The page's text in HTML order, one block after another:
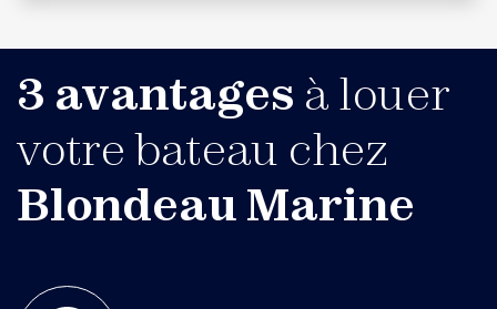
3 avantages à louer
votre bateau chez
Blondeau Marine